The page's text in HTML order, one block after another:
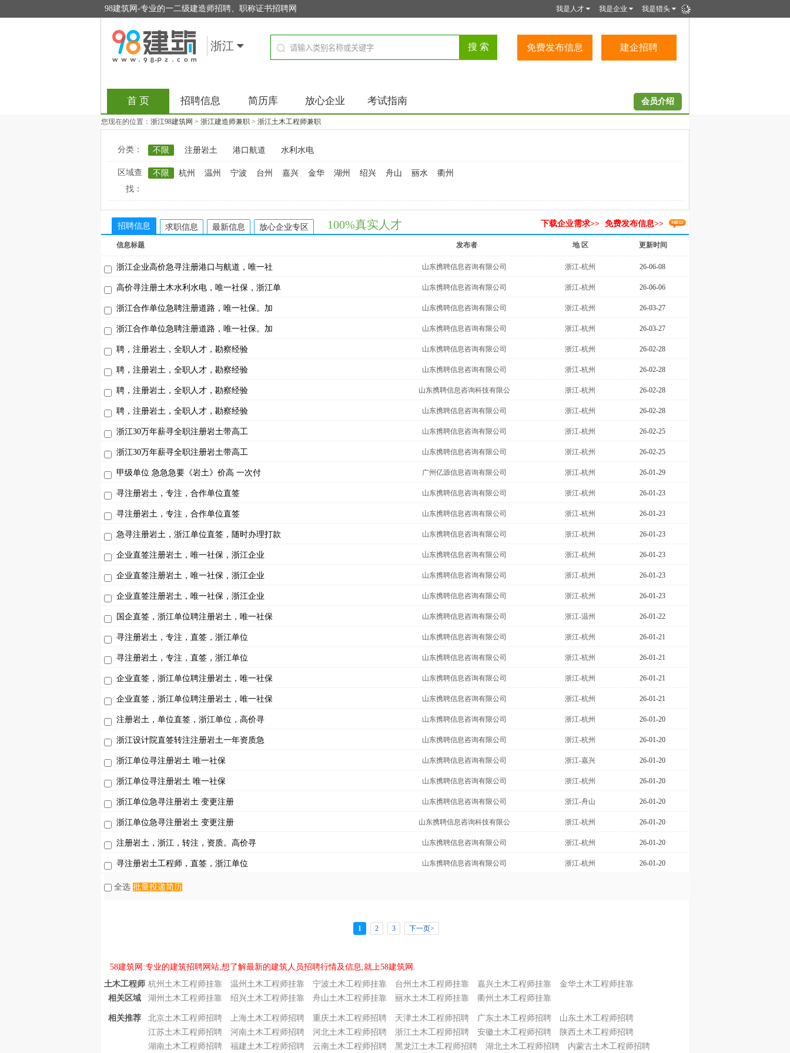
98建筑网-专业的一二级建造师招聘、职称证书招聘网 我是人才 我是企业 我是猎头
浙江 免费发布信息 建企招聘
首 页 招聘信息 简历库 放心企业 考试指南 会员介绍
您现在的位置： 浙江98建筑网 > 浙江建造师兼职 > 浙江土木工程师兼职
分类： 不限 注册岩土 港口航道 水利水电
区域查
找：
不限 杭州 温州 宁波 台州 嘉兴 金华 湖州 绍兴 舟山 丽水 衢州
招聘信息 求职信息 最新信息 放心企业专区 100%真实人才 下载企业需求>> 免费发布信息>>
信息标题 发布者 地 区 更新时间
浙江企业高价急寻注册港口与航道，唯一社 山东携聘信息咨询有限公司 浙江-杭州 26-06-08
高价寻注册土木水利水电，唯一社保，浙江单 山东携聘信息咨询有限公司 浙江-杭州 26-06-06
浙江合作单位急聘注册道路，唯一社保。加 山东携聘信息咨询有限公司 浙江-杭州 26-03-27
浙江合作单位急聘注册道路，唯一社保。加 山东携聘信息咨询有限公司 浙江-杭州 26-03-27
聘，注册岩土，全职人才，勘察经验 山东携聘信息咨询有限公司 浙江-杭州 26-02-28
聘，注册岩土，全职人才，勘察经验 山东携聘信息咨询有限公司 浙江-杭州 26-02-28
聘，注册岩土，全职人才，勘察经验 山东携聘信息咨询科技有限公 浙江-杭州 26-02-28
聘，注册岩土，全职人才，勘察经验 山东携聘信息咨询有限公司 浙江-杭州 26-02-28
浙江30万年薪寻全职注册岩土带高工 山东携聘信息咨询有限公司 浙江-杭州 26-02-25
浙江30万年薪寻全职注册岩土带高工 山东携聘信息咨询有限公司 浙江-杭州 26-02-25
甲级单位 急急急要《岩土》价高 一次付 广州亿源信息咨询有限公司 浙江-杭州 26-01-29
寻注册岩土，专注，合作单位直签 山东携聘信息咨询有限公司 浙江-杭州 26-01-23
寻注册岩土，专注，合作单位直签 山东携聘信息咨询有限公司 浙江-杭州 26-01-23
急寻注册岩土，浙江单位直签，随时办理打款 山东携聘信息咨询有限公司 浙江-杭州 26-01-23
企业直签注册岩土，唯一社保，浙江企业 山东携聘信息咨询有限公司 浙江-杭州 26-01-23
企业直签注册岩土，唯一社保，浙江企业 山东携聘信息咨询有限公司 浙江-杭州 26-01-23
企业直签注册岩土，唯一社保，浙江企业 山东携聘信息咨询有限公司 浙江-杭州 26-01-23
国企直签，浙江单位聘注册岩土，唯一社保 山东携聘信息咨询有限公司 浙江-温州 26-01-22
寻注册岩土，专注，直签，浙江单位 山东携聘信息咨询有限公司 浙江-杭州 26-01-21
寻注册岩土，专注，直签，浙江单位 山东携聘信息咨询有限公司 浙江-杭州 26-01-21
企业直签，浙江单位聘注册岩土，唯一社保 山东携聘信息咨询有限公司 浙江-杭州 26-01-21
企业直签，浙江单位聘注册岩土，唯一社保 山东携聘信息咨询有限公司 浙江-杭州 26-01-21
注册岩土，单位直签，浙江单位，高价寻 山东携聘信息咨询有限公司 浙江-杭州 26-01-20
浙江设计院直签转注注册岩土一年资质急 山东携聘信息咨询有限公司 浙江-杭州 26-01-20
浙江单位寻注册岩土 唯一社保 山东携聘信息咨询有限公司 浙江-嘉兴 26-01-20
浙江单位寻注册岩土 唯一社保 山东携聘信息咨询有限公司 浙江-杭州 26-01-20
浙江单位急寻注册岩土 变更注册 山东携聘信息咨询有限公司 浙江-舟山 26-01-20
浙江单位急寻注册岩土 变更注册 山东携聘信息咨询科技有限公 浙江-杭州 26-01-20
注册岩土，浙江，转注，资质。高价寻 山东携聘信息咨询有限公司 浙江-杭州 26-01-20
寻注册岩土工程师，直签，浙江单位 山东携聘信息咨询有限公司 浙江-杭州 26-01-20
全选 批量投递简历
1 2 3 下一页>
58建筑网:专业的建筑招聘网站,想了解最新的建筑人员招聘行情及信息,就上58建筑网.
土木工程师
相关区域
杭州土木工程师挂靠 温州土木工程师挂靠 宁波土木工程师挂靠 台州土木工程师挂靠 嘉兴土木工程师挂靠
金华土木工程师挂靠
湖州土木工程师挂靠
绍兴土木工程师挂靠 舟山土木工程师挂靠 丽水土木工程师挂靠 衢州土木工程师挂靠
相关推荐 北京土木工程师招聘 上海土木工程师招聘 重庆土木工程师招聘 天津土木工程师招聘 广东土木工程师招聘
山东土木工程师招聘
江苏土木工程师招聘
河南土木工程师招聘 河北土木工程师招聘 浙江土木工程师招聘 安徽土木工程师招聘
陕西土木工程师招聘
湖南土木工程师招聘
福建土木工程师招聘 云南土木工程师招聘 黑龙江土木工程师招聘 湖北土木工程师招聘 内蒙古土木工程师招聘